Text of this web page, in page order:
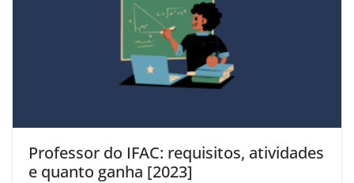
Professor do IFAC: requisitos, atividades
e quanto ganha [2023]